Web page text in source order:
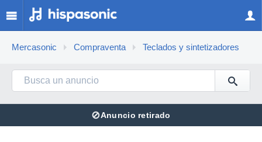
Mercasonic Compraventa Teclados y sintetizadores
⊘Anuncio retirado